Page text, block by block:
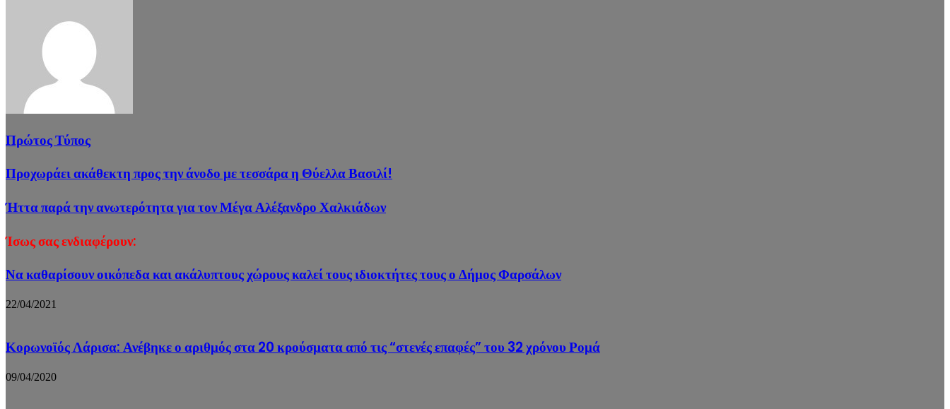
Πρώτος Τύπος
Προχωράει ακάθεκτη προς την άνοδο με τεσσάρα η Θύελλα Βασιλί!
Ήττα παρά την ανωτερότητα για τον Μέγα Αλέξανδρο Χαλκιάδων
Ίσως σας ενδιαφέρουν:
Να καθαρίσουν οικόπεδα και ακάλυπτους χώρους καλεί τους ιδιοκτήτες τους ο Δήμος Φαρσάλων
22/04/2021
Κορωνοϊός Λάρισα: Ανέβηκε ο αριθμός στα 20 κρούσματα από τις “στενές επαφές” του 32 χρόνου Ρομά
09/04/2020